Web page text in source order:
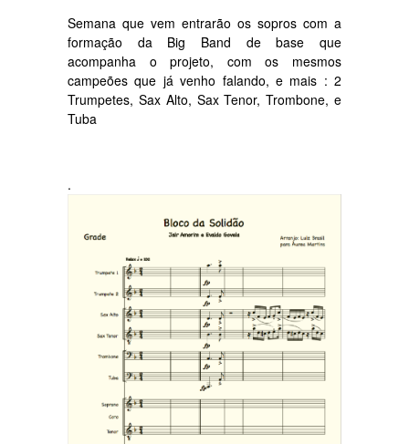
Semana que vem entrarão os sopros com a
formação da Big Band de base que
acompanha o projeto, com os mesmos
campeões que já venho falando, e mais : 2
Trumpetes, Sax Alto, Sax Tenor, Trombone, e
Tuba
.